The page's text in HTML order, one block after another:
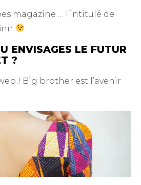
magazine … l’intitulé de
ENVISAGES LE FUTUR
?
! Big brother est l’avenir